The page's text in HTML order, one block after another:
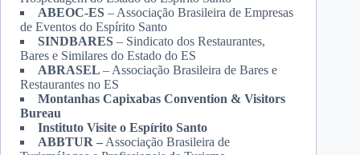
ABEOC-ES – Associação Brasileira de Empresas
de Eventos do Espírito Santo
SINDBARES – Sindicato dos Restaurantes,
Bares e Similares do Estado do ES
ABRASEL – Associação Brasileira de Bares e
Restaurantes no ES
Montanhas Capixabas Convention & Visitors
Bureau
Instituto Visite o Espírito Santo
ABBTUR – Associação Brasileira de